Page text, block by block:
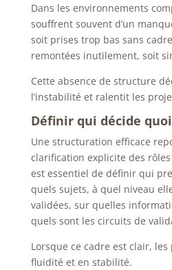
Dans les environnements
souffrent souvent d’un
soit prises trop bas sans
remontées inutilement, soit
Cette absence de structure
l’instabilité et ralentit les
Définir qui décide quoi
Une structuration efficace
clarification explicite des
est essentiel de définir qui
quels sujets, à quel niveau
validées, sur quelles
quels sont les circuits de
Lorsque ce cadre est clair,
fluidité et en stabilité.